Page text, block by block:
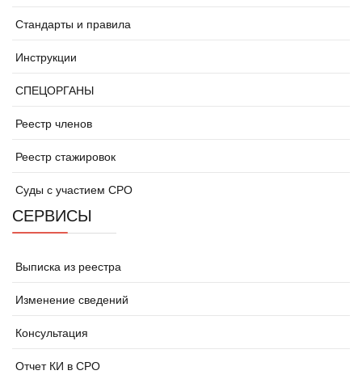
Стандарты и правила
Инструкции
СПЕЦОРГАНЫ
Реестр членов
Реестр стажировок
Суды с участием СРО
СЕРВИСЫ
Выписка из реестра
Изменение сведений
Консультация
Отчет КИ в СРО